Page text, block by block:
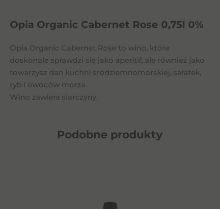
Opia Organic Cabernet Rose 0,75l 0%
Opia Organic Cabernet Rose to wino, które
doskonale sprawdzi się jako aperitif, ale również jako
towarzysz dań kuchni śródziemnomorskiej, sałatek,
ryb i owoców morza.
Wino zawiera siarczyny.
Podobne produkty